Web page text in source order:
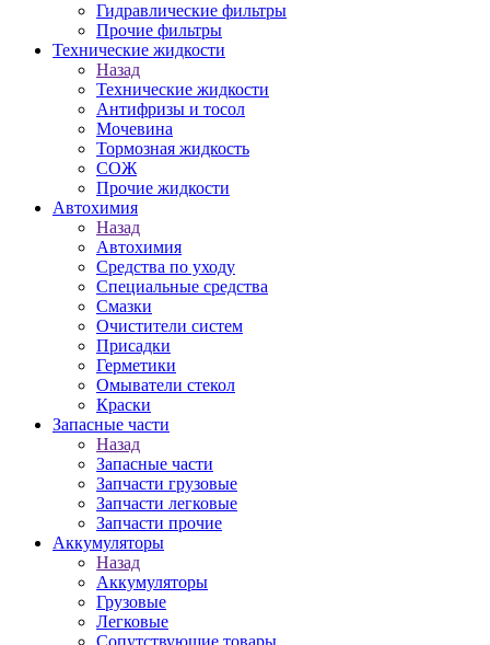
Гидравлические фильтры
Прочие фильтры
Технические жидкости
Назад
Технические жидкости
Антифризы и тосол
Мочевина
Тормозная жидкость
СОЖ
Прочие жидкости
Автохимия
Назад
Автохимия
Средства по уходу
Специальные средства
Смазки
Очистители систем
Присадки
Герметики
Омыватели стекол
Краски
Запасные части
Назад
Запасные части
Запчасти грузовые
Запчасти легковые
Запчасти прочие
Аккумуляторы
Назад
Аккумуляторы
Грузовые
Легковые
Сопутствующие товары